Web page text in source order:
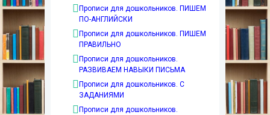
Прописи для дошкольников. ПИШЕМ
ПО-АНГЛИЙСКИ
Прописи для дошкольников. ПИШЕМ
ПРАВИЛЬНО
Прописи для дошкольников.
РАЗВИВАЕМ НАВЫКИ ПИСЬМА
Прописи для дошкольников. С
ЗАДАНИЯМИ
Прописи для дошкольников.